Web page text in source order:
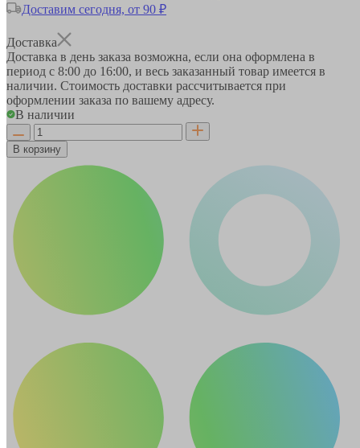
Доставим сегодня, от 90 ₽
Доставка
Доставка в день заказа возможна, если она оформлена в
период с 8:00 до 16:00, и весь заказанный товар имеется в
наличии. Стоимость доставки рассчитывается при
оформлении заказа по вашему адресу.
В наличии
В корзину